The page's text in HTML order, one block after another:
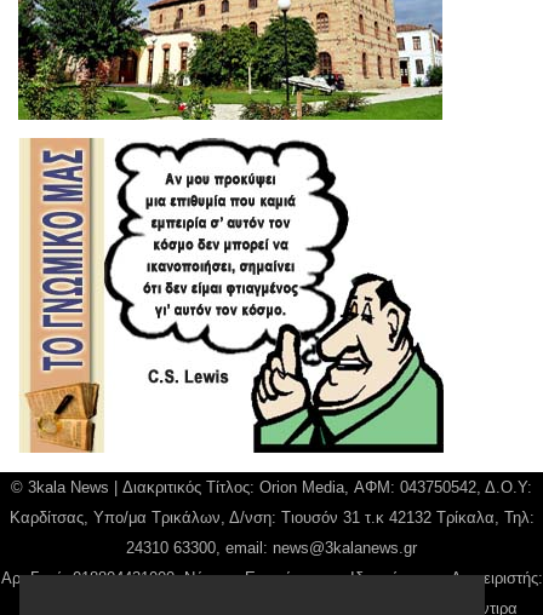
© 3kala News | Διακριτικός Τίτλος: Orion Media, ΑΦΜ: 043750542, Δ.Ο.Υ:
Καρδίτσας, Υπο/μα Τρικάλων, Δ/νση: Τιουσόν 31 τ.κ 42132 Τρίκαλα, Τηλ:
24310 63300, email: news@3kalanews.gr
Αρ. Γεμή: 018804431000, Νόμιμος Εκπρόσωπος, Ιδιοκτήτης και Διαχειριστής:
Παναγιώτης Φιλίππου, Διευθύντρια: Γιαννουσά Βασιλική, Διευθύντιρα